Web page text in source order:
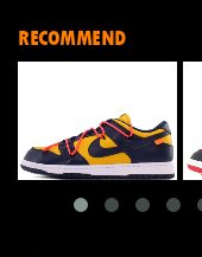
RECOMMEND